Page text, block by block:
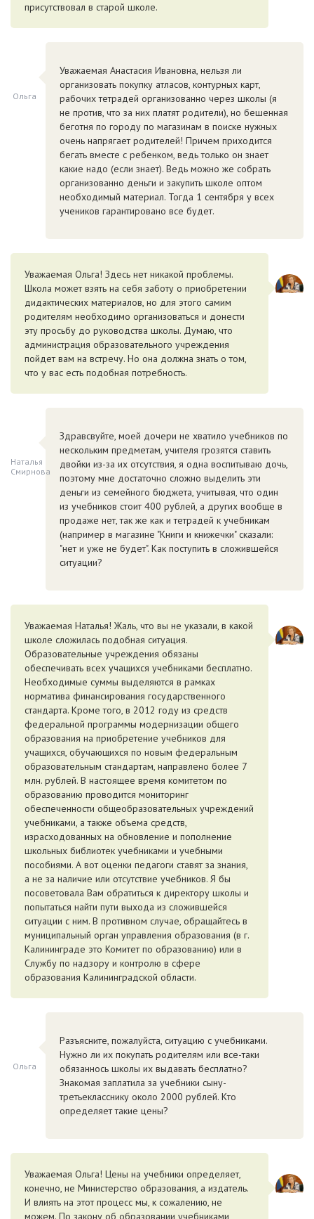
присутствовал в старой школе.
Ольга
Уважаемая Анастасия Ивановна, нельзя ли
организовать покупку атласов, контурных карт,
рабочих тетрадей организованно через школы (я
не против, что за них платят родители), но бешенная
беготня по городу по магазинам в поиске нужных
очень напрягает родителей! Причем приходится
бегать вместе с ребенком, ведь только он знает
какие надо (если знает). Ведь можно же собрать
организованно деньги и закупить школе оптом
необходимый материал. Тогда 1 сентября у всех
учеников гарантировано все будет.
Уважаемая Ольга! Здесь нет никакой проблемы.
Школа может взять на себя заботу о приобретении
дидактических материалов, но для этого самим
родителям необходимо организоваться и донести
эту просьбу до руководства школы. Думаю, что
администрация образовательного учреждения
пойдет вам на встречу. Но она должна знать о том,
что у вас есть подобная потребность.
Наталья
Смирнова
Здравсвуйте, моей дочери не хватило учебников по
нескольким предметам, учителя грозятся ставить
двойки из-за их отсутствия, я одна воспитываю дочь,
поэтому мне достаточно сложно выделить эти
деньги из семейного бюджета, учитывая, что один
из учебников стоит 400 рублей, а других вообще в
продаже нет, так же как и тетрадей к учебникам
(например в магазине "Книги и книжечки" сказали:
"нет и уже не будет". Как поступить в сложившейся
ситуации?
Уважаемая Наталья! Жаль, что вы не указали, в какой
школе сложилась подобная ситуация.
Образовательные учреждения обязаны
обеспечивать всех учащихся учебниками бесплатно.
Необходимые суммы выделяются в рамках
норматива финансирования государственного
стандарта. Кроме того, в 2012 году из средств
федеральной программы модернизации общего
образования на приобретение учебников для
учащихся, обучающихся по новым федеральным
образовательным стандартам, направлено более 7
млн. рублей. В настоящее время комитетом по
образованию проводится мониторинг
обеспеченности общеобразовательных учреждений
учебниками, а также объема средств,
израсходованных на обновление и пополнение
школьных библиотек учебниками и учебными
пособиями. А вот оценки педагоги ставят за знания,
а не за наличие или отсутствие учебников. Я бы
посоветовала Вам обратиться к директору школы и
попытаться найти пути выхода из сложившейся
ситуации с ним. В противном случае, обращайтесь в
муниципальный орган управления образования (в г.
Калининграде это Комитет по образованию) или в
Службу по надзору и контролю в сфере
образования Калининградской области.
Ольга
Разъясните, пожалуйста, ситуацию с учебниками.
Нужно ли их покупать родителям или все-таки
обязаннось школы их выдавать бесплатно?
Знакомая заплатила за учебники сыну-
третьекласснику около 2000 рублей. Кто
определяет такие цены?
Уважаемая Ольга! Цены на учебники определяет,
конечно, не Министерство образования, а издатель.
И влиять на этот процесс мы, к сожалению, не
можем. По закону об образовании учебниками